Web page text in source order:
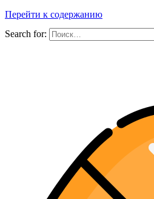
Перейти к содержанию
Search for: